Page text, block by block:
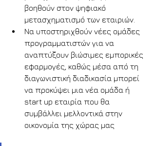
βοηθούν στον ψηφιακό
μετασχηματισμό των εταιριών.
Να υποστηριχθούν νέες ομάδες
προγραμματιστών για να
αναπτύξουν βιώσιμες εμπορικές
εφαρμογές, καθώς μέσα από τη
διαγωνιστική διαδικασία μπορεί
να προκύψει μια νέα ομάδα ή
start up εταιρία που θα
συμβάλλει μελλοντικά στην
οικονομία της χώρας μας